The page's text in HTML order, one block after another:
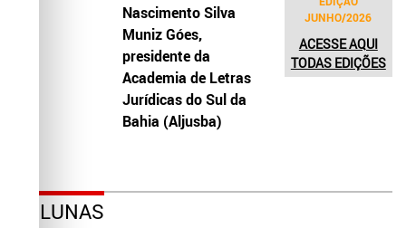
Nascimento Silva
Muniz Góes,
presidente da
Academia de Letras
Jurídicas do Sul da
Bahia (Aljusba)
JUNHO/2026
ACESSE AQUI
TODAS EDIÇÕES
COLUNAS